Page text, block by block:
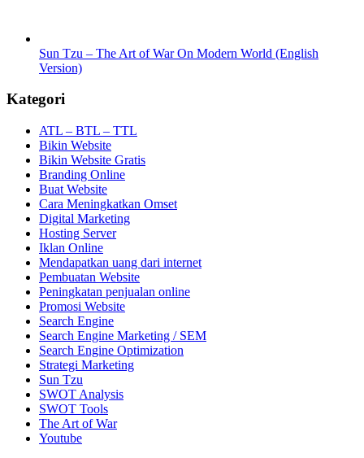
Sun Tzu – The Art of War On Modern World (English
Version)
Kategori
ATL – BTL – TTL
Bikin Website
Bikin Website Gratis
Branding Online
Buat Website
Cara Meningkatkan Omset
Digital Marketing
Hosting Server
Iklan Online
Mendapatkan uang dari internet
Pembuatan Website
Peningkatan penjualan online
Promosi Website
Search Engine
Search Engine Marketing / SEM
Search Engine Optimization
Strategi Marketing
Sun Tzu
SWOT Analysis
SWOT Tools
The Art of War
Youtube